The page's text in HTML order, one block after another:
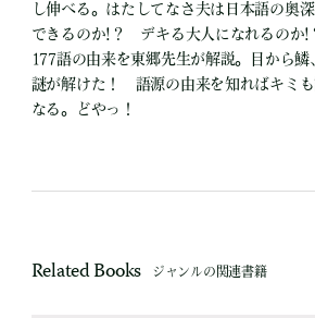
し伸べる。はたしてなさ夫は日本語の奥
できるのか!？ デキる大人になれるのか
177語の由来を東郷先生が解説。目から
謎が解けた！ 語源の由来を知ればキミも
なる。どやっ！
Related Books ジャンルの関連書籍